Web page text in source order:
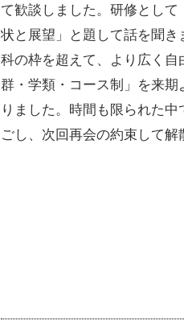
て歓談しました。研修とし
状と展望」と題して話を聞
科の枠を超えて、より広く
群・学類・コース制」を来
りました。時間も限られた
ごし、次回再会の約束して